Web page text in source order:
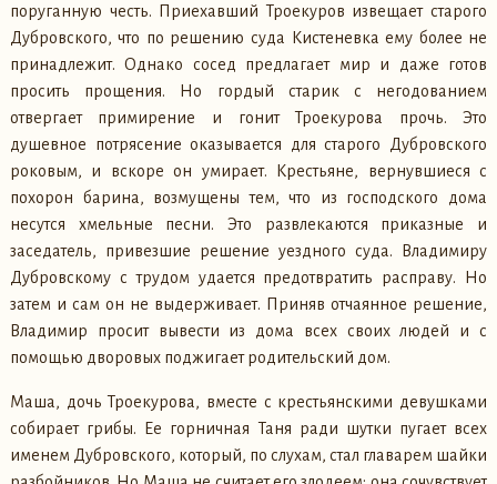
поруганную честь. Приехавший Троекуров извещает старого
Дубровского, что по решению суда Кистеневка ему более не
принадлежит. Однако сосед предлагает мир и даже готов
просить прощения. Но гордый старик с негодованием
отвергает примирение и гонит Троекурова прочь. Это
душевное потрясение оказывается для старого Дубровского
роковым, и вскоре он умирает. Крестьяне, вернувшиеся с
похорон барина, возмущены тем, что из господского дома
несутся хмельные песни. Это развлекаются приказные и
заседатель, привезшие решение уездного суда. Владимиру
Дубровскому с трудом удается предотвратить расправу. Но
затем и сам он не выдерживает. Приняв отчаянное решение,
Владимир просит вывести из дома всех своих людей и с
помощью дворовых поджигает родительский дом.
Маша, дочь Троекурова, вместе с крестьянскими девушками
собирает грибы. Ее горничная Таня ради шутки пугает всех
именем Дубровского, который, по слухам, стал главарем шайки